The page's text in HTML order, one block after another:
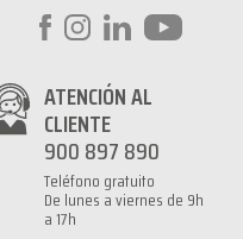
ATENCIÓN AL
CLIENTE
900 897 890
Teléfono gratuito
De lunes a viernes de 9h
a 17h